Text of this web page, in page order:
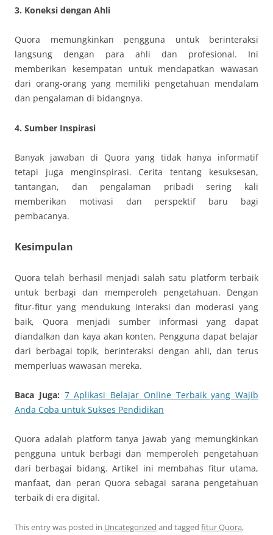
3. Koneksi dengan Ahli
Quora memungkinkan pengguna untuk berinteraksi
langsung dengan para ahli dan profesional. Ini
memberikan kesempatan untuk mendapatkan wawasan
dari orang-orang yang memiliki pengetahuan mendalam
dan pengalaman di bidangnya.
4. Sumber Inspirasi
Banyak jawaban di Quora yang tidak hanya informatif
tetapi juga menginspirasi. Cerita tentang kesuksesan,
tantangan, dan pengalaman pribadi sering kali
memberikan motivasi dan perspektif baru bagi
pembacanya.
Kesimpulan
Quora telah berhasil menjadi salah satu platform terbaik
untuk berbagi dan memperoleh pengetahuan. Dengan
fitur-fitur yang mendukung interaksi dan moderasi yang
baik, Quora menjadi sumber informasi yang dapat
diandalkan dan kaya akan konten. Pengguna dapat belajar
dari berbagai topik, berinteraksi dengan ahli, dan terus
memperluas wawasan mereka.
Baca Juga: 7 Aplikasi Belajar Online Terbaik yang Wajib
Anda Coba untuk Sukses Pendidikan
Quora adalah platform tanya jawab yang memungkinkan
pengguna untuk berbagi dan memperoleh pengetahuan
dari berbagai bidang. Artikel ini membahas fitur utama,
manfaat, dan peran Quora sebagai sarana pengetahuan
terbaik di era digital.
This entry was posted in Uncategorized and tagged fitur Quora,